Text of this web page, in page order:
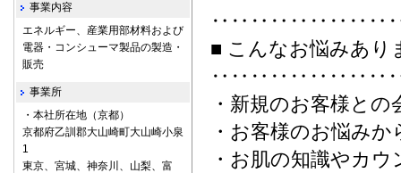
■ こんなお悩みあり
・新規のお客様と
・お客様のお悩み
・お肌の知識やカ
事業内容
エネルギー、産業用部材料および
電器・コンシューマ製品の製造・
販売
事業所
・本社所在地（京都）
京都府乙訓郡大山崎町大山崎小泉
1
東京、宮城、神奈川、山梨、富